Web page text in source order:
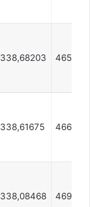
338,68203 465363
338,61675 466031
338,08468 469368